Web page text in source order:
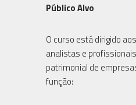
Público Alvo
O curso está dirigido
analistas e
patrimonial de
função: